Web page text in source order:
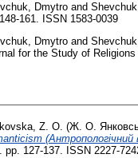
Dmytro and
161. ISSN 1583-0039
Dmytro and
for the Study of
Z. O. (Ж. О.
(Антропологічний
pp. 127-137. ISSN 2227-